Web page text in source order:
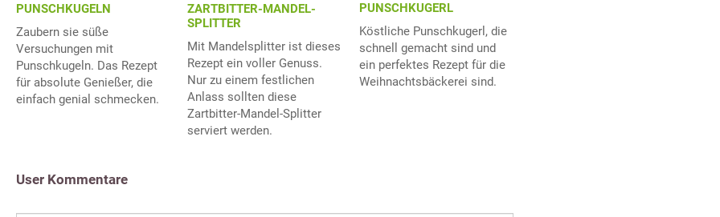
PUNSCHKUGELN
Zaubern sie süße
Versuchungen mit
Punschkugeln. Das Rezept
für absolute Genießer, die
einfach genial schmecken.
ZARTBITTER-MANDEL-
SPLITTER
Mit Mandelsplitter ist dieses
Rezept ein voller Genuss.
Nur zu einem festlichen
Anlass sollten diese
Zartbitter-Mandel-Splitter
serviert werden.
PUNSCHKUGERL
Köstliche Punschkugerl, die
schnell gemacht sind und
ein perfektes Rezept für die
Weihnachtsbäckerei sind.
User Kommentare